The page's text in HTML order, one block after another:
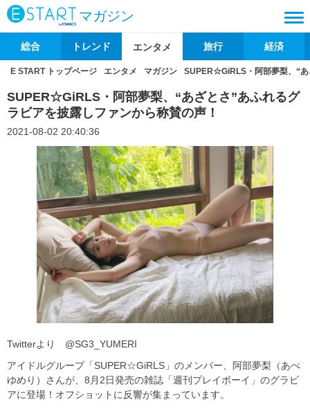
マガジン
総合 トレンド エンタメ 旅行 経済
E START トップページ エンタメ マガジン SUPER☆GiRLS・阿部夢梨、“
SUPER☆GiRLS・阿部夢梨、“あざとさ”あふれるグ
ラビアを披露しファンから称賛の声！
2021-08-02 20:40:36
Twitterより @SG3_YUMERI
アイドルグループ「SUPER☆GiRLS」のメンバー、阿部夢梨（あべ
ゆめり）さんが、8月2日発売の雑誌「週刊プレイボーイ」のグラビ
アに登場！オフショットに反響が集まっています。